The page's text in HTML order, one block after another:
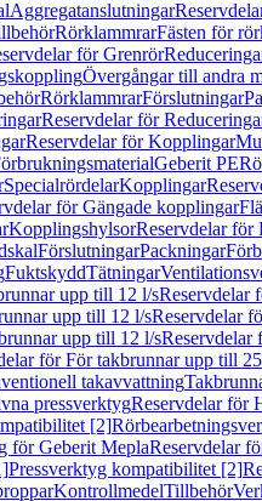
Aggregatanslutningar
RörklammrarFästen för
för Grenrör
Övergångar till andra
RörklammrarFörslutningar
Reservdelar för
Reservdelar för Kopplingar
Geberit PE
SpecialrördelarKopplingar
för Gängade kopplingar
KopplingshylsorReservdelar
FörslutningarPackningar
FuktskyddTätningar
upp till 12 l/sReservdelar
upp till 12 l/sReservdelar
upp till 12 l/sReservdelar
för För takbrunnar upp till
takavvattning
pressverktygReservdelar för
[2]
för Geberit MeplaReservdelar
Pressverktyg kompatibilitet [2]
KontrollmedelTillbehör